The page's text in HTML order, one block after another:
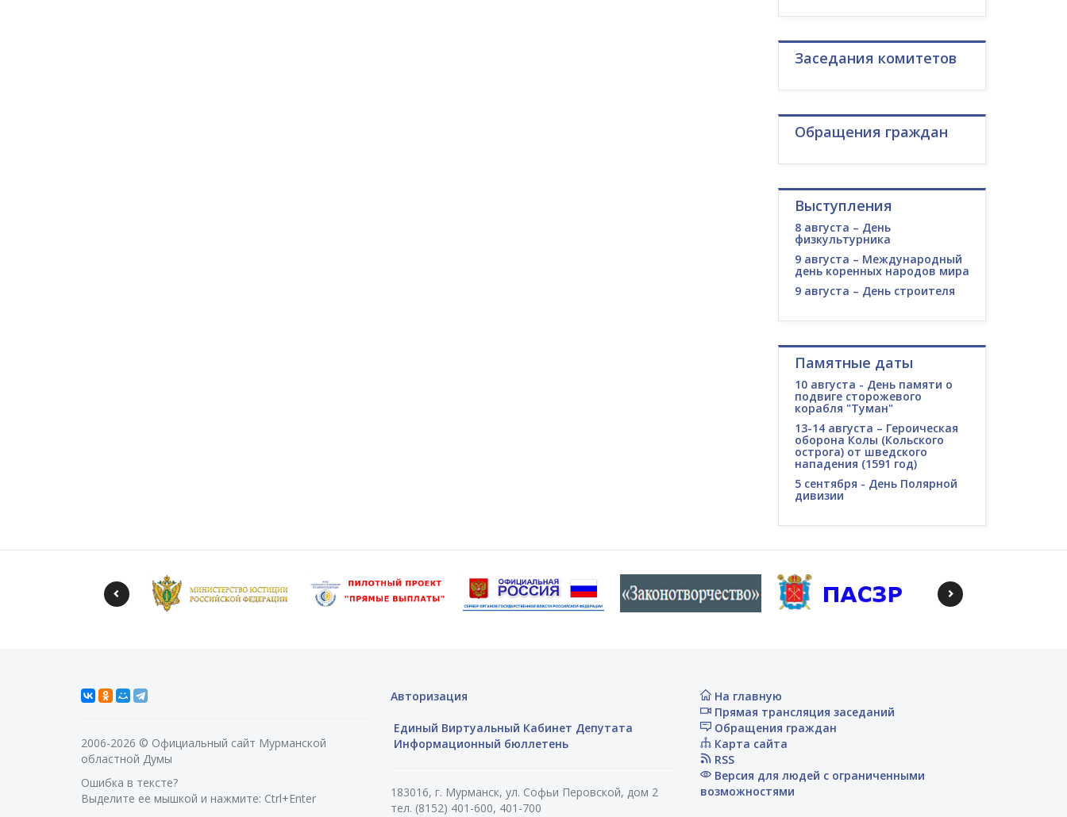
Заседания комитетов
Обращения граждан
Выступления
8 августа – День
физкультурника
9 августа – Международный
день коренных народов мира
9 августа – День строителя
Памятные даты
10 августа - День памяти о
подвиге сторожевого
корабля "Туман"
13-14 августа – Героическая
оборона Колы (Кольского
острога) от шведского
нападения (1591 год)
5 сентября - День Полярной
дивизии
2006-2026 © Официальный сайт Мурманской
областной Думы
Ошибка в тексте?
Выделите ее мышкой и нажмите: Ctrl+Enter
Авторизация
Единый Виртуальный Кабинет Депутата
Информационный бюллетень
183016, г. Мурманск, ул. Софьи Перовской, дом 2
тел. (8152) 401-600, 401-700
На главную
Прямая трансляция заседаний
Обращения граждан
Карта сайта
RSS
Версия для людей с ограниченными
возможностями